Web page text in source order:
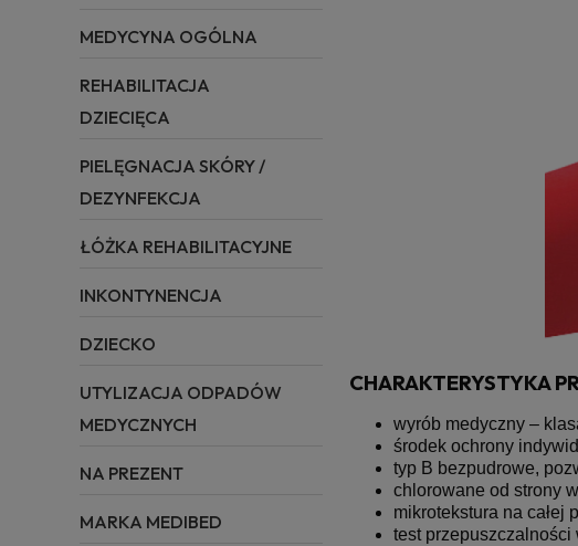
MEDYCYNA OGÓLNA
REHABILITACJA
DZIECIĘCA
PIELĘGNACJA SKÓRY /
DEZYNFEKCJA
ŁÓŻKA REHABILITACYJNE
INKONTYNENCJA
DZIECKO
UTYLIZACJA ODPADÓW
MEDYCZNYCH
NA PREZENT
MARKA MEDIBED
CHARAKTERYSTYKA
wyrób medyczny –
środek ochrony
typ B bezpudrowe,
chlorowane od strony
mikrotekstura na całej
test przepuszczalności